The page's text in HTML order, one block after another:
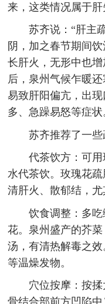
来，这类情况属于肝
苏齐说：“肝主
阴，加之春节期间
长肝火，无形中也
后，泉州气候乍暖
易致肝阳偏亢，出
多、急躁易怒等症状
苏齐推荐了一些
代茶饮方：可
水代茶饮。玫瑰花
清肝火、散郁结，尤
饮食调整：多
花。泉州盛产的芥
汤，有清热解毒之
等温燥发物。
穴位按摩：按